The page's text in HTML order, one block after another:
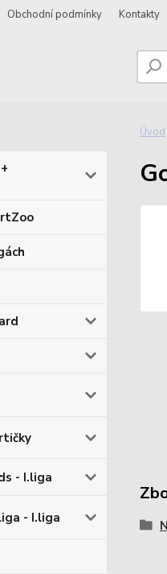
Obchodní podmínky Kontakty
- I.liga
- I.liga
Úvod